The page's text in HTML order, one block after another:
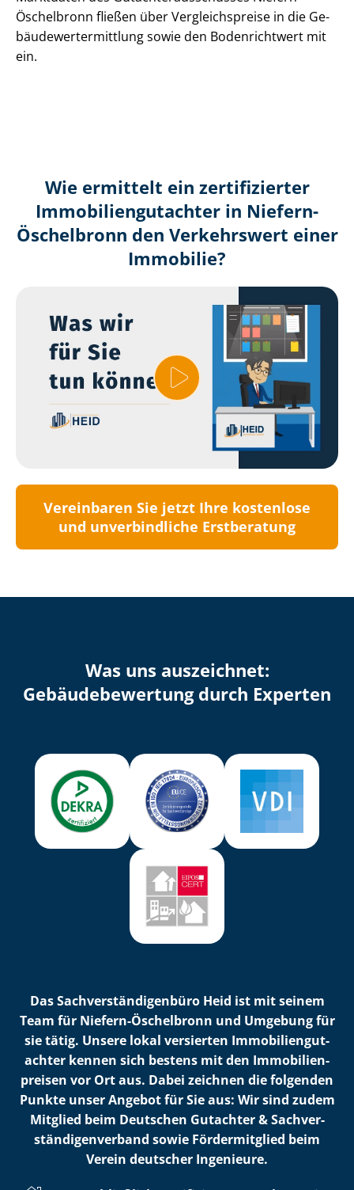
Öschelbronn fließen über Ver­gleichs­prei­se in die Ge­
bäu­de­wert­ermitt­lung sowie den Bodenrichtwert mit
ein.
Wie ermittelt ein zertifizierter
Immobilien­gutachter in Niefern-
Öschelbronn den Verkehrswert einer
Immobilie?
Vereinbaren Sie jetzt Ihre kostenlose
und unverbindliche Erstberatung
Was uns auszeichnet:
Ge­bäu­de­be­wer­tung durch Experten
Das Sach­ver­stän­di­gen­bü­ro Heid ist mit seinem
Team für Niefern-Öschelbronn und Umgebung für
sie tätig. Unsere lokal versierten Im­mo­bi­li­en­gut­
ach­ter kennen sich bestens mit den Im­mo­bi­li­en­
prei­sen vor Ort aus. Dabei zeichnen die folgenden
Punkte unser Angebot für Sie aus: Wir sind zudem
Mitglied beim Deutschen Gutachter & Sach­ver­
stän­di­gen­ver­band sowie Fördermitglied beim
Verein deutscher Ingenieure.